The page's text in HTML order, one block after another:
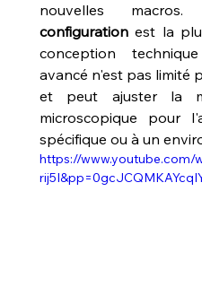
nouvelles
configuration est la
conception
avancé n'est pas limité
et peut ajuster la
microscopique pour
spécifique ou à un
https://www.youtube.com/